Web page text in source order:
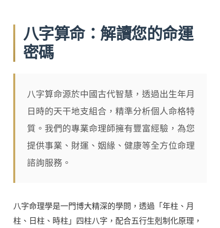
八字算命：解讀您的命運
密碼
八字算命源於中國古代智慧，透過出生年月
日時的天干地支組合，精準分析個人命格特
質。我們的專業命理師擁有豐富經驗，為您
提供事業、財運、姻緣、健康等全方位命理
諮詢服務。
八字命理學是一門博大精深的學問，透過「年柱、月
柱、日柱、時柱」四柱八字，配合五行生剋制化原理，